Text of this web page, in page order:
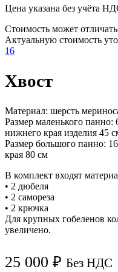
Цена указана без учёта
Стоимость может
Актуальную стоимость
16
Хвост
Материал: шерсть
Размер маленького
нижнего края изделия 45
Размер большого панно:
края 80 см
В комплект входят
• 2 дюбеля
• 2 самореза
• 2 крючка
Для крупных гобеленов
увеличено.
25 000 ₽ Без НДС